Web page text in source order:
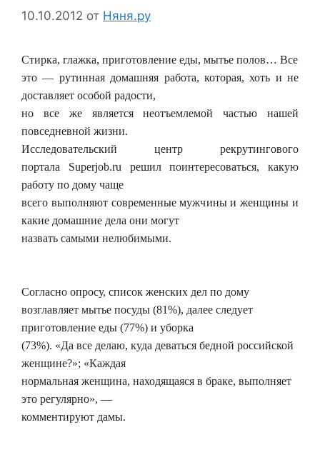
10.10.2012 от Няня.ру
Стирка, глажка, приготовление еды, мытье полов… Все
это — рутинная домашняя работа, которая, хоть и не
доставляет особой радости,
но все же является неотъемлемой частью нашей
повседневной жизни.
Исследовательский центр рекрутингового
портала Superjob.ru решил поинтересоваться, какую
работу по дому чаще
всего выполняют современные мужчины и женщины и
какие домашние дела они могут
назвать самыми нелюбимыми.
Согласно опросу, список женских дел по дому
возглавляет мытье посуды (81%), далее следует
приготовление еды (77%) и уборка
(73%). «Да все делаю, куда деваться бедной российской
женщине?»; «Каждая
нормальная женщина, находящаяся в браке, выполняет
это регулярно», —
комментируют дамы.